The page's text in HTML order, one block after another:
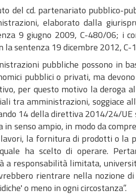
del cd. partenariato pubblico-
elaborato dalla
9 giugno 2009, C-480/06; i
la sentenza 19 dicembre 2012, C-
pubbliche possono in
pubblici o privati, ma
per questo motivo la deroga
tra amministrazioni, soggiace
14 della direttiva 2014/24/UE
senso ampio, in modo da
la fornitura di prodotti o la
ha scelto di operare.
a responsabilità limitata,
rientrare nella nozione
o meno in ogni circostanza”.